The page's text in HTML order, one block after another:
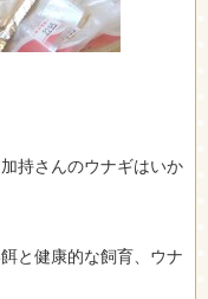
持さんのウナギはいか
と健康的な飼育、ウナ